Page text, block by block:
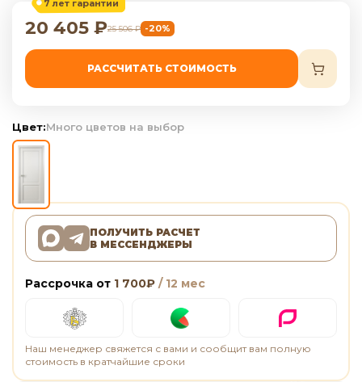
7 лет гарантии
20 405 ₽25 506₽ -20%
РАССЧИТАТЬ СТОИМОСТЬ
Цвет:Много цветов на выбор
ПОЛУЧИТЬ РАСЧЕТ
В МЕССЕНДЖЕРЫ
Рассрочка от 1 700₽ / 12 мес
Наш менеджер свяжется с вами и сообщит вам полную
стоимость в кратчайшие сроки